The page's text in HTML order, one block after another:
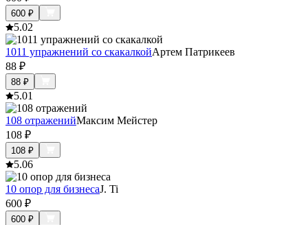
600 ₽
5.02
1011 упражнений со скакалкойАртем Патрикеев
88 ₽
88 ₽
5.01
108 отраженийМаксим Мейстер
108 ₽
108 ₽
5.06
10 опор для бизнесаJ. Ti
600 ₽
600 ₽